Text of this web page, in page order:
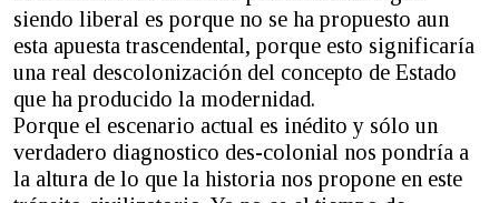
siendo liberal es porque no se ha propuesto aun
esta apuesta trascendental, porque esto significaría
una real descolonización del concepto de Estado
que ha producido la modernidad.
Porque el escenario actual es inédito y sólo un
verdadero diagnostico des-colonial nos pondría a
la altura de lo que la historia nos propone en este